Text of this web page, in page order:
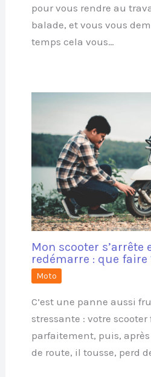
pour vous rendre au
balade, et vous vous
temps cela vous…
Mon scooter s’arrête
redémarre : que faire
Moto
C’est une panne aussi
stressante : votre
parfaitement, puis,
de route, il tousse, perd